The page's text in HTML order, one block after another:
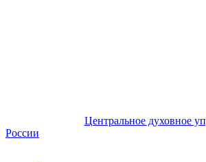
Центральное духовное
России